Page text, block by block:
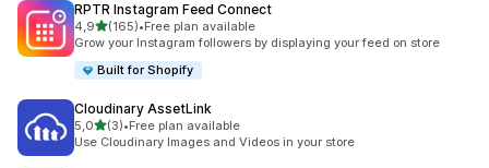
RPTR Instagram Feed Connect
4,9de 5 estrelas
(165)
165 total de avaliações
•Free plan available
Grow your Instagram followers by displaying your feed on store
Built for Shopify
Cloudinary AssetLink
5,0de 5 estrelas
(3)
3 total de avaliações
•Free plan available
Use Cloudinary Images and Videos in your store